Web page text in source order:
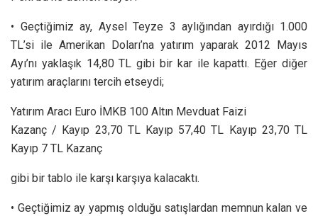
• Geçtiğimiz ay, Aysel Teyze 3 aylığından ayırdığı 1.000
TL’si ile Amerikan Doları’na yatırım yaparak 2012 Mayıs
Ayı’nı yaklaşık 14,80 TL gibi bir kar ile kapattı. Eğer diğer
yatırım araçlarını tercih etseydi;
Yatırım Aracı Euro İMKB 100 Altın Mevduat Faizi
Kazanç / Kayıp 23,70 TL Kayıp 57,40 TL Kayıp 23,70 TL
Kayıp 7 TL Kazanç
gibi bir tablo ile karşı karşıya kalacaktı.
• Geçtiğimiz ay yapmış olduğu satışlardan memnun kalan ve